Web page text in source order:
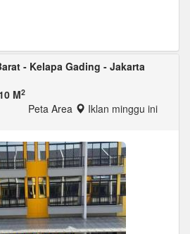
- Kelapa Gading - Jakarta
M2
Peta Area Iklan minggu ini